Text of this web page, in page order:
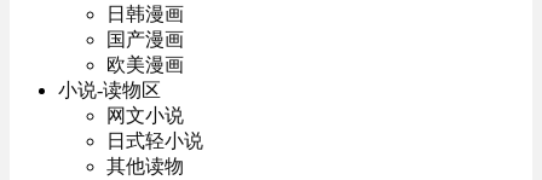
日韩漫画
国产漫画
欧美漫画
小说-读物区
网文小说
日式轻小说
其他读物